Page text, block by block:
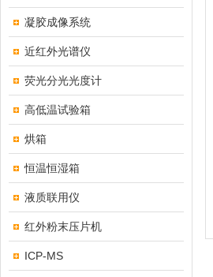
凝胶成像系统
近红外光谱仪
荧光分光光度计
高低温试验箱
烘箱
恒温恒湿箱
液质联用仪
红外粉末压片机
ICP-MS